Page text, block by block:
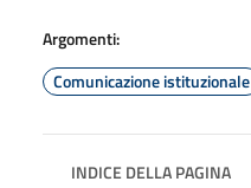
Argomenti:
Comunicazione istituzionale
INDICE DELLA PAGINA